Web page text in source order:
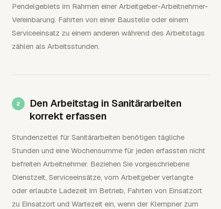
Pendelgebiets im Rahmen einer Arbeitgeber-Arbeitnehmer-
Vereinbarung. Fahrten von einer Baustelle oder einem
Serviceeinsatz zu einem anderen während des Arbeitstags
zählen als Arbeitsstunden.
Den Arbeitstag in Sanitärarbeiten
korrekt erfassen
Stundenzettel für Sanitärarbeiten benötigen tägliche
Stunden und eine Wochensumme für jeden erfassten nicht
befreiten Arbeitnehmer. Beziehen Sie vorgeschriebene
Dienstzeit, Serviceeinsätze, vom Arbeitgeber verlangte
oder erlaubte Ladezeit im Betrieb, Fahrten von Einsatzort
zu Einsatzort und Wartezeit ein, wenn der Klempner zum